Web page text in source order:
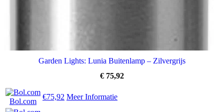
Garden Lights: Lunia Buitenlamp – Zilvergrijs
€ 75,92
Bol.com
€75,92 Meer Informatie